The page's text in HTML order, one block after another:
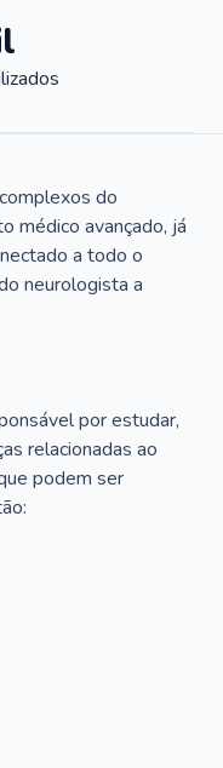
do
médico avançado, já
a todo o
neurologista a
por estudar,
relacionadas ao
podem ser